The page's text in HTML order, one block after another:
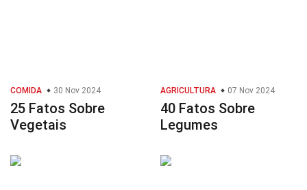
COMIDA 30 Nov 2024
25 Fatos Sobre
Vegetais
AGRICULTURA 07 Nov 2024
40 Fatos Sobre
Legumes